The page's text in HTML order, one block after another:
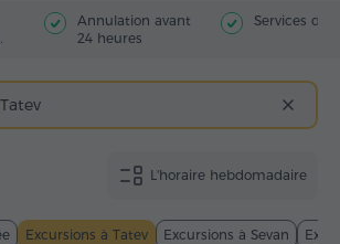
Annulation avant
24 heures
Services du
L'horaire hebdomadaire
Excursions à Tatev Excursions à Sevan